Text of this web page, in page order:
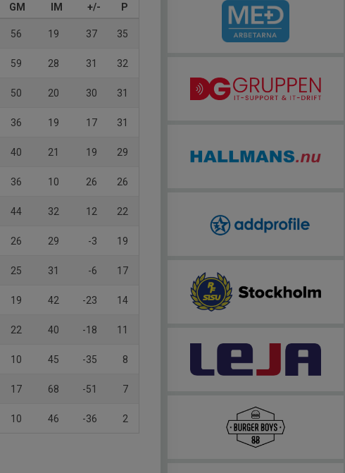
GM IM +/- P
56 19 37 35
59 28 31 32
50 20 30 31
36 19 17 31
40 21 19 29
36 10 26 26
44 32 12 22
26 29 -3 19
25 31 -6 17
19 42 -23 14
22 40 -18 11
10 45 -35 8
17 68 -51 7
10 46 -36 2